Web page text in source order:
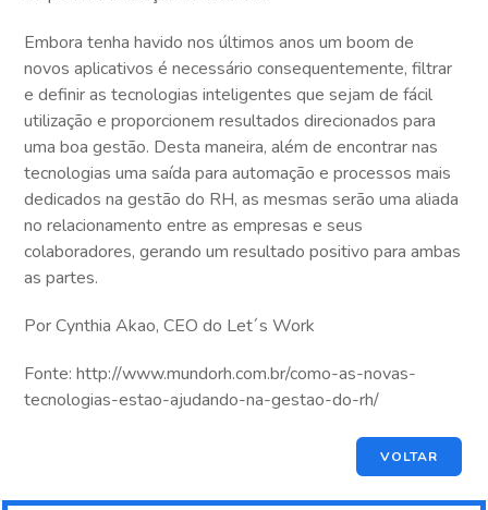
Embora tenha havido nos últimos anos um boom de
novos aplicativos é necessário consequentemente, filtrar
e definir as tecnologias inteligentes que sejam de fácil
utilização e proporcionem resultados direcionados para
uma boa gestão. Desta maneira, além de encontrar nas
tecnologias uma saída para automação e processos mais
dedicados na gestão do RH, as mesmas serão uma aliada
no relacionamento entre as empresas e seus
colaboradores, gerando um resultado positivo para ambas
as partes.
Por Cynthia Akao, CEO do Let´s Work
Fonte: http://www.mundorh.com.br/como-as-novas-
tecnologias-estao-ajudando-na-gestao-do-rh/
VOLTAR